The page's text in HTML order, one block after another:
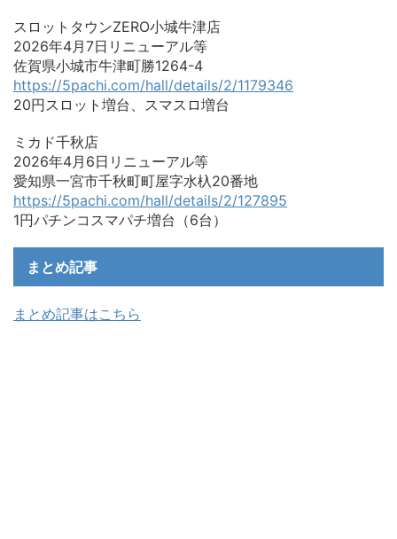
スロットタウンZERO小城牛津店
2026年4月7日リニューアル等
佐賀県小城市牛津町勝1264-4
https://5pachi.com/hall/details/2/1179346
20円スロット増台、スマスロ増台
ミカド千秋店
2026年4月6日リニューアル等
愛知県一宮市千秋町町屋字水杁20番地
https://5pachi.com/hall/details/2/127895
1円パチンコスマパチ増台（6台）
まとめ記事
まとめ記事はこちら